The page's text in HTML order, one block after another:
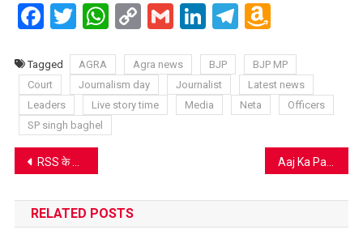
Facebook
Twitter
WhatsApp
CopyGmailLinkedIn
Telegram
Amazon
List
Tagged AGRA Agra news BJP
BJP MP
Court
Journalism day Journalist
Latest news
Leaders
Live story time Media Neta
Officers
SP singh baghel
Post
navigation
RSS के संगठन भारतीय किसान संघ ने दी योगी सरकार को आंदोलन की चेतावनी Aaj Ka Panchang 02 June: ये है आज का पंचांग
RELATED POSTS